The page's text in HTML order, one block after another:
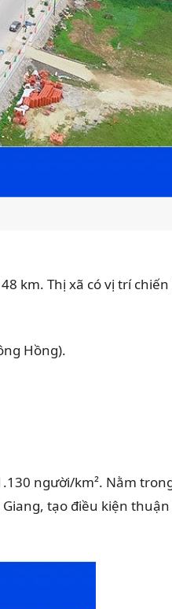
km. Thị xã có vị trí
Hồng).
người/km². Nằm
tạo điều kiện